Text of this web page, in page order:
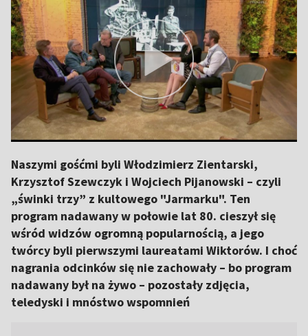
Naszymi gośćmi byli Włodzimierz Zientarski,
Krzysztof Szewczyk i Wojciech Pijanowski – czyli
„świnki trzy” z kultowego "Jarmarku". Ten
program nadawany w połowie lat 80. cieszył się
wśród widzów ogromną popularnością, a jego
twórcy byli pierwszymi laureatami Wiktorów. I choć
nagrania odcinków się nie zachowały – bo program
nadawany był na żywo – pozostały zdjęcia,
teledyski i mnóstwo wspomnień